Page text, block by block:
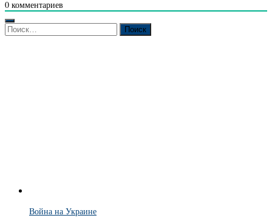
0 комментариев
Найти:
Война на Украине